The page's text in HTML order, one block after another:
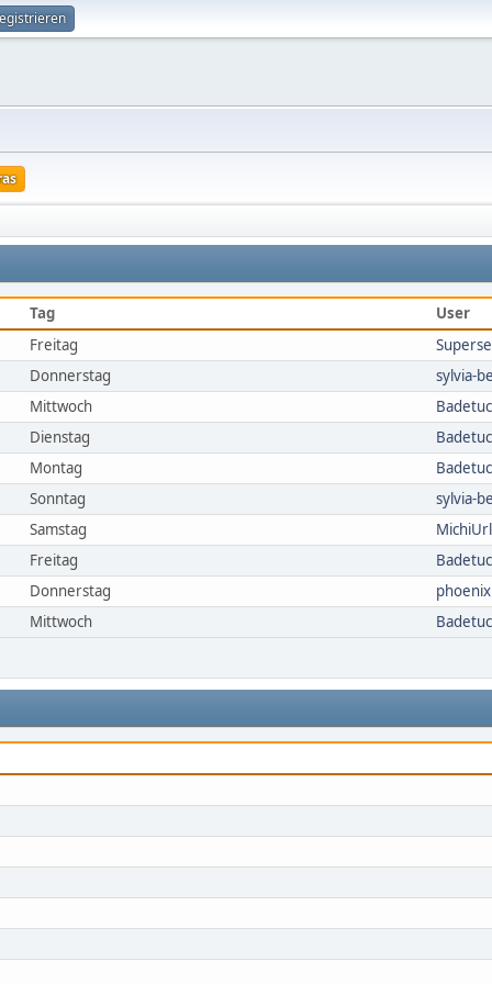
Tag
User
Freitag
Donnerstag
sylvia-
Mittwoch
Dienstag
Montag
Sonntag
sylvia-
Samstag
Freitag
Donnerstag
Mittwoch